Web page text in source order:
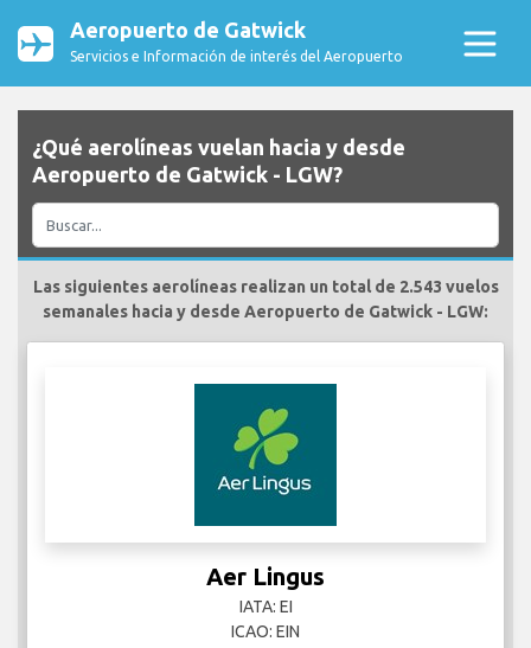
Aeropuerto de Gatwick
Servicios e Información de interés del Aeropuerto
¿Qué aerolíneas vuelan hacia y desde
Aeropuerto de Gatwick - LGW?
Las siguientes aerolíneas realizan un total de 2.543 vuelos
semanales hacia y desde Aeropuerto de Gatwick - LGW:
Aer Lingus
IATA: EI
ICAO: EIN